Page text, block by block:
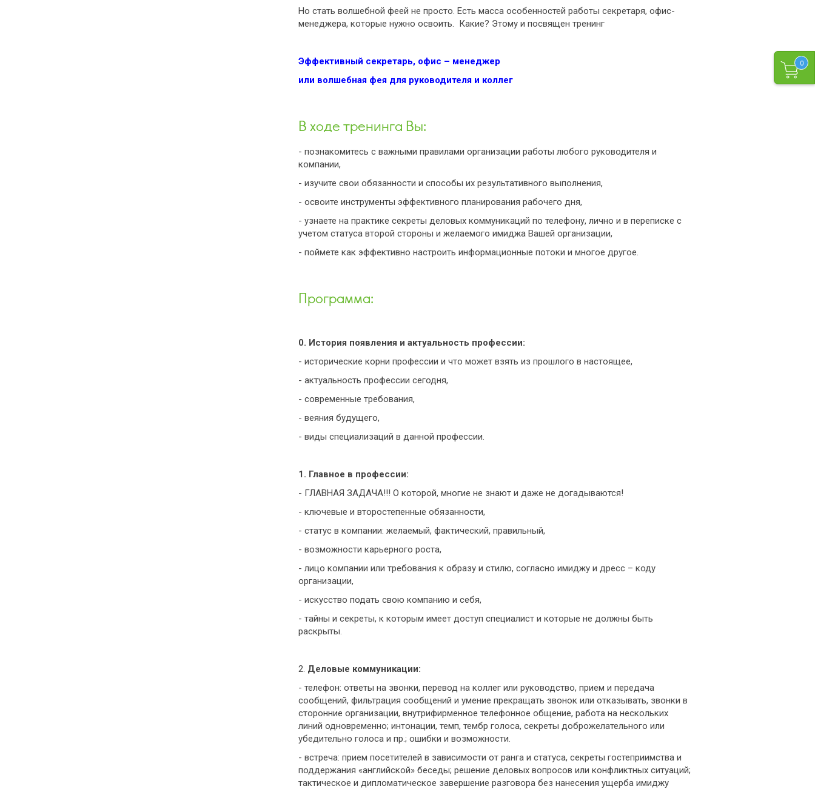
0
Но стать волшебной феей не просто. Есть масса особенностей работы секретаря, офис-
менеджера, которые нужно освоить. Какие? Этому и посвящен тренинг
Эффективный секретарь, офис – менеджер
или волшебная фея для руководителя и коллег
В ходе тренинга Вы:
- познакомитесь с важными правилами организации работы любого руководителя и
компании,
- изучите свои обязанности и способы их результативного выполнения,
- освоите инструменты эффективного планирования рабочего дня,
- узнаете на практике секреты деловых коммуникаций по телефону, лично и в переписке с
учетом статуса второй стороны и желаемого имиджа Вашей организации,
- поймете как эффективно настроить информационные потоки и многое другое.
Программа:
0. История появления и актуальность профессии:
- исторические корни профессии и что может взять из прошлого в настоящее,
- актуальность профессии сегодня,
- современные требования,
- веяния будущего,
- виды специализаций в данной профессии.
1. Главное в профессии:
- ГЛАВНАЯ ЗАДАЧА!!! О которой, многие не знают и даже не догадываются!
- ключевые и второстепенные обязанности,
- статус в компании: желаемый, фактический, правильный,
- возможности карьерного роста,
- лицо компании или требования к образу и стилю, согласно имиджу и дресс – коду
организации,
- искусство подать свою компанию и себя,
- тайны и секреты, к которым имеет доступ специалист и которые не должны быть
раскрыты.
2. Деловые коммуникации:
- телефон: ответы на звонки, перевод на коллег или руководство, прием и передача
сообщений, фильтрация сообщений и умение прекращать звонок или отказывать, звонки в
сторонние организации, внутрифирменное телефонное общение, работа на нескольких
линий одновременно; интонации, темп, тембр голоса, секреты доброжелательного или
убедительно голоса и пр.; ошибки и возможности.
- встреча: прием посетителей в зависимости от ранга и статуса, секреты гостеприимства и
поддержания «английской» беседы; решение деловых вопросов или конфликтных ситуаций;
тактическое и дипломатическое завершение разговора без нанесения ущерба имиджу